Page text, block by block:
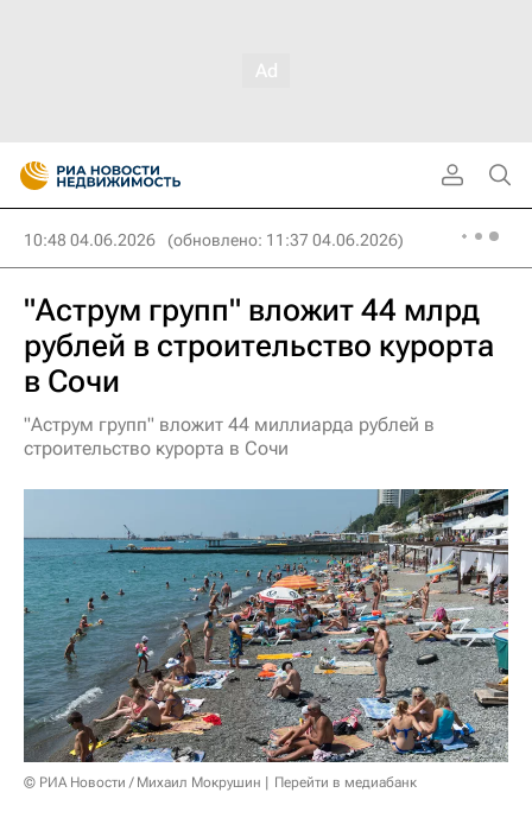
10:48 04.06.2026 (обновлено: 11:37 04.06.2026)
"Аструм групп" вложит 44 млрд
рублей в строительство курорта
в Сочи
"Аструм групп" вложит 44 миллиарда рублей в
строительство курорта в Сочи
© РИА Новости / Михаил Мокрушин Перейти в медиабанк